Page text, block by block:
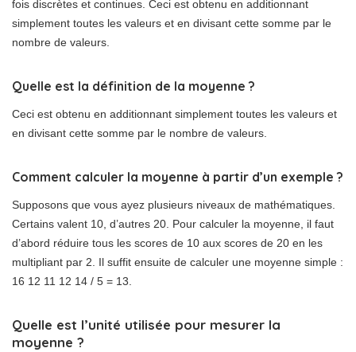
fois discrètes et continues. Ceci est obtenu en additionnant
simplement toutes les valeurs et en divisant cette somme par le
nombre de valeurs.
Quelle est la définition de la moyenne ?
Ceci est obtenu en additionnant simplement toutes les valeurs et
en divisant cette somme par le nombre de valeurs.
Comment calculer la moyenne à partir d’un exemple ?
Supposons que vous ayez plusieurs niveaux de mathématiques.
Certains valent 10, d’autres 20. Pour calculer la moyenne, il faut
d’abord réduire tous les scores de 10 aux scores de 20 en les
multipliant par 2. Il suffit ensuite de calculer une moyenne simple :
16 12 11 12 14 / 5 = 13.
Quelle est l’unité utilisée pour mesurer la
moyenne ?